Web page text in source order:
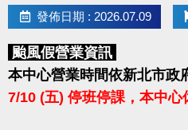
發佈日期 : 2026.07.09
颱風假營業資訊
本中心營業時間依新北市政
7/10 (五) 停班停課，本中心